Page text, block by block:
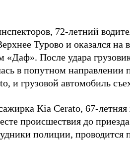
72-летний
Турово и оказался на
«Даф». После удара
в попутном
и грузовой автомобиль
Kia Cerato, 67-
происшествия до
полиции, проводится